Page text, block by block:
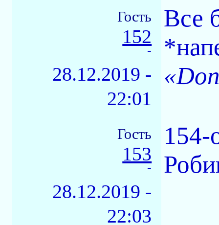
Гость
152
-
28.12.2019 -
22:01
Все
Гость
153
-
28.12.2019 -
22:03
154-